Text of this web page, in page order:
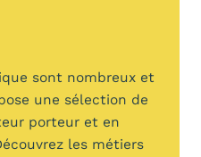
sont nombreux et
une sélection de
porteur et en
les métiers